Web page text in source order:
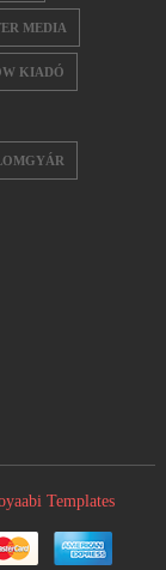
MEDIA
KIADÓ
Templates